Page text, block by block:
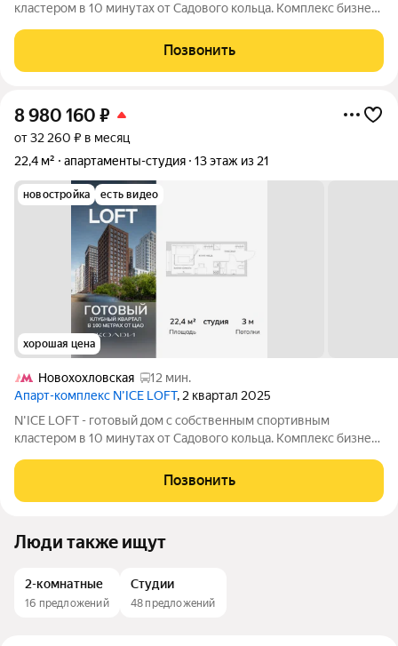
кластером в 10 минутах от Садового кольца. Комплекс бизнес-
компания КОЛДИ, представляет собой знаковое жилое
пространство, на территории которого
Позвонить
8 980 160 ₽
от 32 260 ₽ в месяц
22,4 м²
апартаменты-студия 13 этаж из 21
новостройка есть видео
хорошая цена
Новохохловская
12 мин.
Апарт-комплекс N’ICE LOFT, 2 квартал 2025
N'ICE LOFT - готовый дом с собственным спортивным
кластером в 10 минутах от Садового кольца. Комплекс бизнес-
компания КОЛДИ, представляет собой знаковое жилое
пространство, на территории которого
Позвонить
Люди также ищут
2-комнатные
16 предложений
Студии
48 предложений